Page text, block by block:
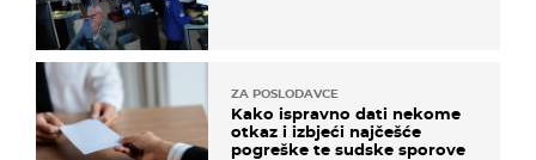
ZA POSLODAVCE
Kako ispravno dati nekome
otkaz i izbjeći najčešće
pogreške te sudske sporove